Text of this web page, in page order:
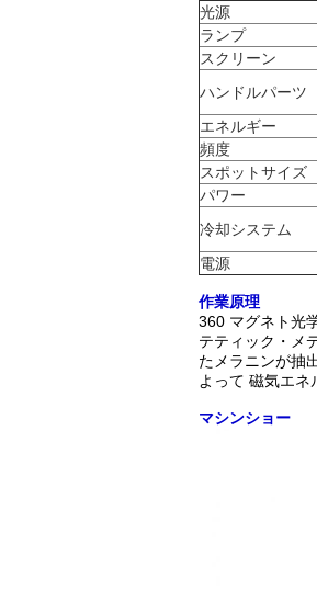
光源
ランプ
スクリーン
ハンドルパーツ
エネルギー
頻度
スポットサイズ
パワー
冷却システム
電源
作業原理
360 マグネト光
テティック・メ
たメラニンが抽
よって 磁気エ
マシンショー